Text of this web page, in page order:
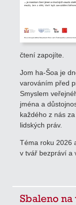
čtení zapojíte.
Jom ha-Šoa je
varováním před
Smyslem
jména a
každého z nás
lidských práv.
Téma roku 2026
v tvář bezpráví a
Sbaleno na